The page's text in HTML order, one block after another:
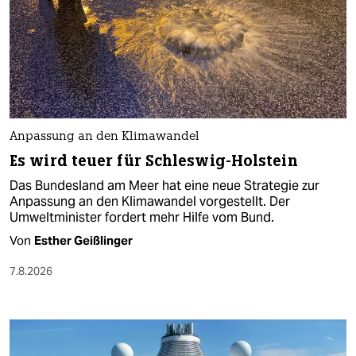
Anpassung an den Klimawandel
Es wird teuer für Schleswig-Holstein
Das Bundesland am Meer hat eine neue Strategie zur
Anpassung an den Klimawandel vorgestellt. Der
Umweltminister fordert mehr Hilfe vom Bund.
Von Esther Geißlinger
7.8.2026